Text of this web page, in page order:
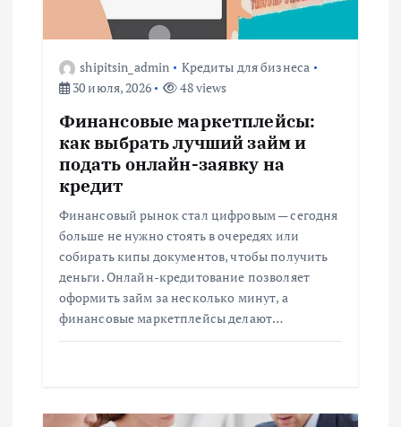
з
shipitsin_admin
Кредиты для бизнеса
30 июля, 2026
48 views
Финансовые маркетплейсы:
как выбрать лучший займ и
подать онлайн-заявку на
кредит
Финансовый рынок стал цифровым — сегодня
больше не нужно стоять в очередях или
собирать кипы документов, чтобы получить
деньги. Онлайн-кредитование позволяет
оформить займ за несколько минут, а
финансовые маркетплейсы делают…